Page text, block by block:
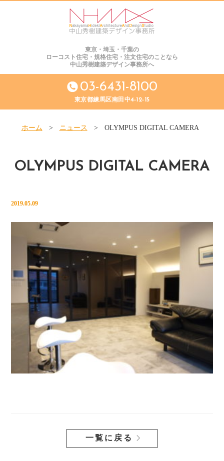
東京・埼玉・千葉の
ローコスト住宅・規格住宅・注文住宅のことなら
中山秀樹建築デザイン事務所へ
03-6431-8100
東京都練馬区南田中4-12-15
ホーム > ニュース > OLYMPUS DIGITAL CAMERA
OLYMPUS DIGITAL CAMERA
2019.05.09
一覧に戻る